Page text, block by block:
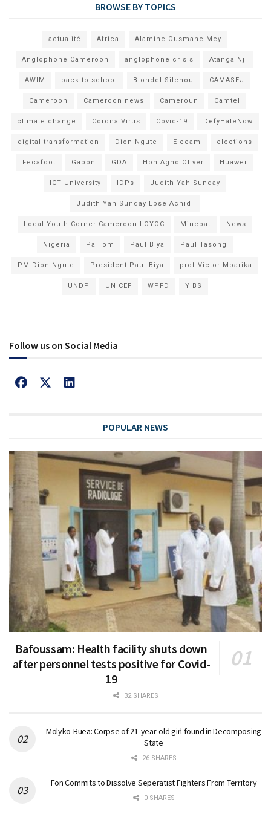
BROWSE BY TOPICS
actualité Africa Alamine Ousmane Mey
Anglophone Cameroon anglophone crisis Atanga Nji
AWIM back to school Blondel Silenou CAMASEJ
Cameroon Cameroon news Cameroun Camtel
climate change Corona Virus Covid-19 DefyHateNow
digital transformation Dion Ngute Elecam elections
Fecafoot Gabon GDA Hon Agho Oliver Huawei
ICT University IDPs Judith Yah Sunday
Judith Yah Sunday Epse Achidi
Local Youth Corner Cameroon LOYOC Minepat News
Nigeria Pa Tom Paul Biya Paul Tasong
PM Dion Ngute President Paul Biya prof Victor Mbarika
UNDP UNICEF WPFD YIBS
Follow us on Social Media
POPULAR NEWS
Bafoussam: Health facility shuts down
after personnel tests positive for Covid-
19
32 SHARES
Molyko-Buea: Corpse of 21-year-old girl found in Decomposing
State
26 SHARES
Fon Commits to Dissolve Seperatist Fighters From Territory
0 SHARES